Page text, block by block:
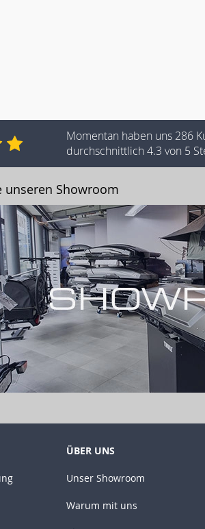
Momentan haben uns 286
durchschnittlich 4.3 von 5
unseren Showroom
ÜBER UNS
Unser Showroom
Warum mit uns